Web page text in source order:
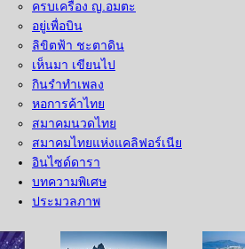
ครบเครื่อง ญ.อมตะ
อยู่เพื่อบิน
ลิขิตฟ้า ชะตาดิน
เห็นมา เขียนไป
กินรำทำเพลง
หอการค้าไทย
สมาคมนวดไทย
สมาคมไทยแห่งแคลิฟอร์เนีย
อินไซด์ดารา
บทความพิเศษ
ประมวลภาพ